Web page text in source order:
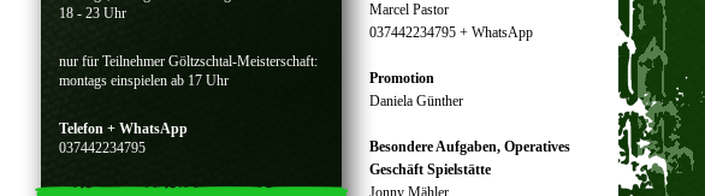
18 - 23 Uhr
nur für Teilnehmer Göltzschtal-Meisterschaft:
montags einspielen ab 17 Uhr
Telefon + WhatsApp
037442234795
Marcel Pastor
037442234795 + WhatsApp
Promotion
Daniela Günther
Besondere Aufgaben, Operatives
Geschäft Spielstätte
Jonny Mähler